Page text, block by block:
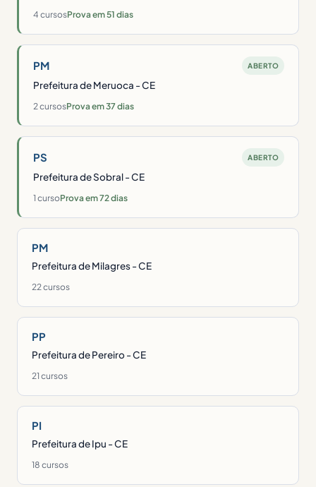
4 cursosProva em 51 dias
PM ABERTO
Prefeitura de Meruoca - CE
2 cursosProva em 37 dias
PS ABERTO
Prefeitura de Sobral - CE
1 cursoProva em 72 dias
PM
Prefeitura de Milagres - CE
22 cursos
PP
Prefeitura de Pereiro - CE
21 cursos
PI
Prefeitura de Ipu - CE
18 cursos